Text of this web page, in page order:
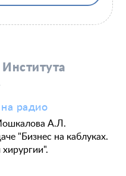
радио
А.Л.
"Бизнес на каблуках.